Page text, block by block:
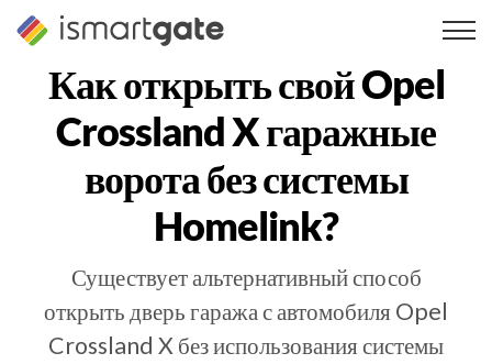
Перейти
Как открыть свойOpel
Crossland Xгаражные
ворота без системы
Homelink?
Существует альтернативный способ
открыть дверь гаража с автомобиля Opel
Crossland X без использования системы